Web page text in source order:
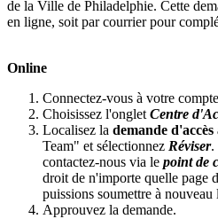
de la Ville de Philadelphie. Cette
en ligne, soit par courrier pour
Online
Connectez-vous à votre
Choisissez l'onglet Centre
Localisez la demande
Team" et sélectionnez Réviser.
contactez-nous via le point de
droit de n'importe quelle page
puissions soumettre à nouveau
Approuvez la demande.